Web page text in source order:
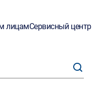
лицамСервисный центр